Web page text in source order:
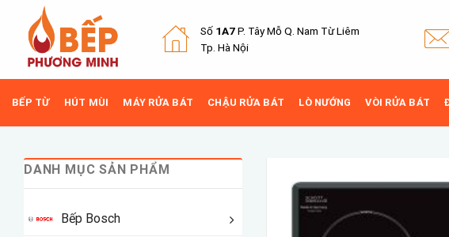
content
Số 1A7P. Tây Mỗ Q. Nam Từ Liêm
Tp. Hà Nội
BẾP TỪ HÚT MÙI MÁY RỬA BÁT CHẬU RỬA BÁT LÒ NƯỚNG VÒI RỬA BÁT
DANH MỤC SẢN PHẨM
Bếp Bosch